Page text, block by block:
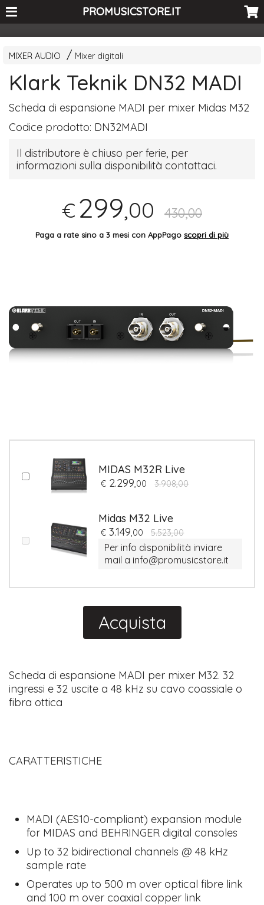
<-- Curio's GSC -->PROMUSICSTORE.IT
MIXER AUDIO Mixer digitali
Klark Teknik DN32 MADI
Scheda di espansione MADI per mixer Midas M32
Codice prodotto: DN32MADI
Il distributore è chiuso per ferie, per
informazioni sulla disponibilità contattaci.
€299,00 430,00
Paga a rate sino a 3 mesi con AppPago scopri di più
MIDAS M32R Live
€ 2.299,00 3.908,00
Midas M32 Live
€ 3.149,00 5.523,00
Per info disponibilità inviare
mail a info@promusicstore.it
Acquista
Scheda di espansione MADI per mixer M32. 32
ingressi e 32 uscite a 48 kHz su cavo coassiale o
fibra ottica
CARATTERISTICHE
MADI (AES10-compliant) expansion module
for MIDAS and BEHRINGER digital consoles
Up to 32 bidirectional channels @ 48 kHz
sample rate
Operates up to 500 m over optical fibre link
and 100 m over coaxial copper link